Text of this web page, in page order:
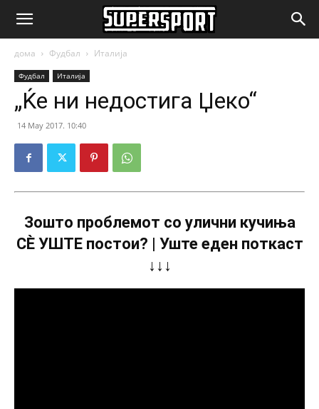
SuperSport.mk
дома Фудбал Италија
Фудбал Италија
„Ќе ни недостига Џеко“
14 May 2017. 10:40
Зошто проблемот со улични кучиња
СÈ УШТЕ постои? | Уште еден поткаст
↓↓↓